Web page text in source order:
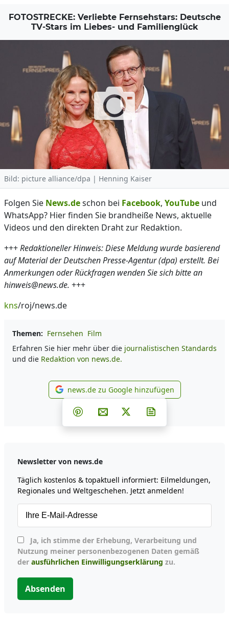
FOTOSTRECKE: Verliebte Fernsehstars: Deutsche
TV-Stars im Liebes- und Familienglück
Bild: picture alliance/dpa | Henning Kaiser
Folgen Sie News.deschon bei Facebook, YouTube und
WhatsApp? Hier finden Sie brandheiße News, aktuelle
Videos und den direkten Draht zur Redaktion.
+++Redaktioneller Hinweis: Diese Meldung wurde basierend
auf Material der Deutschen Presse-Agentur (dpa) erstellt. Bei
Anmerkungen oder Rückfragen wenden Sie sich bitte an
hinweis@news.de. +++
kns/roj/news.de
Themen: Fernsehen Film
Erfahren Sie hier mehr über die journalistischen Standards
und die Redaktion von news.de.
news.de zu Google
news.de zu Google hinzufügen
Teilen auf Facebook
Teilen auf Whatsapp
Teilen auf Telegram
Teilen auf Pinterest
Per E-Mail teilen
Post auf X
Newsletter von news.de
Täglich kostenlos & topaktuell informiert: Eilmeldungen,
Regionales und Weltgeschehen. Jetzt anmelden!
Nutzung meiner personenbezogenen Daten gemäß
der ausführlichen Einwilligungserklärung zu.
Absenden